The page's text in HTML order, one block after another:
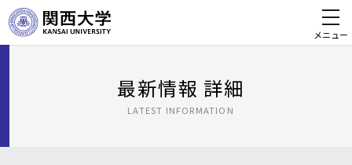
メニュー
最新情報 詳細
LATEST INFORMATION